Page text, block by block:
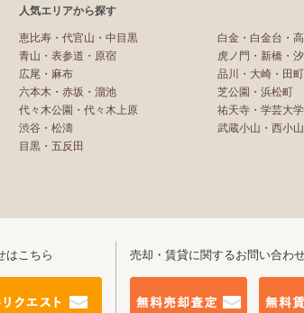
人気エリアから探す
恵比寿・代官山・中目黒
青山・表参道・原宿
広尾・麻布
六本木・赤坂・溜池
代々木公園・代々木上原
渋谷・松濤
目黒・五反田
白金・白金台・
虎ノ門・新橋・
品川・大崎・田町
芝公園・浜松町
祐天寺・学芸大
武蔵小山・西小
はこちら 売却・賃貸に関するお問い合わ